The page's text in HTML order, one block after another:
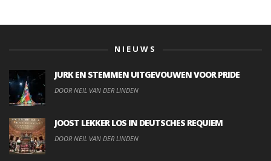
NIEUWS
JURK EN STEMMEN UITGEVOUWEN VOOR PRIDE
DOOR NEIL VAN DER LINDEN
JOOST LEKKER LOS IN DEUTSCHES REQUIEM
DOOR NEIL VAN DER LINDEN